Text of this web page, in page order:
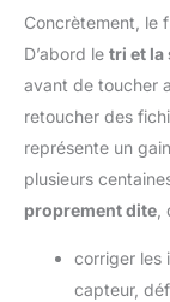
Concrètement, le
D’abord le tri et la
avant de toucher
retoucher des
représente un
plusieurs
proprement dite
corriger les
capteur,